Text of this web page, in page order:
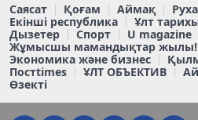
Саясат Қоғам Аймақ
Екінші республика
Ұлт
Дызетер
Спорт U magazine
Жұмысшы мамандықтар жылы!
Экономика және бизнес
Постtimes
ҰЛТ ОБЪЕКТИВ
Өзекті